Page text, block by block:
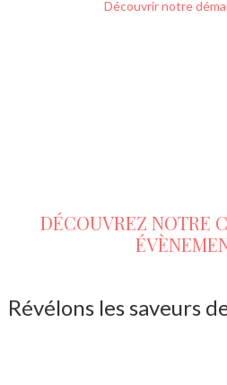
Découvrir notre
DÉCOUVREZ NOTRE
Révélons les saveurs